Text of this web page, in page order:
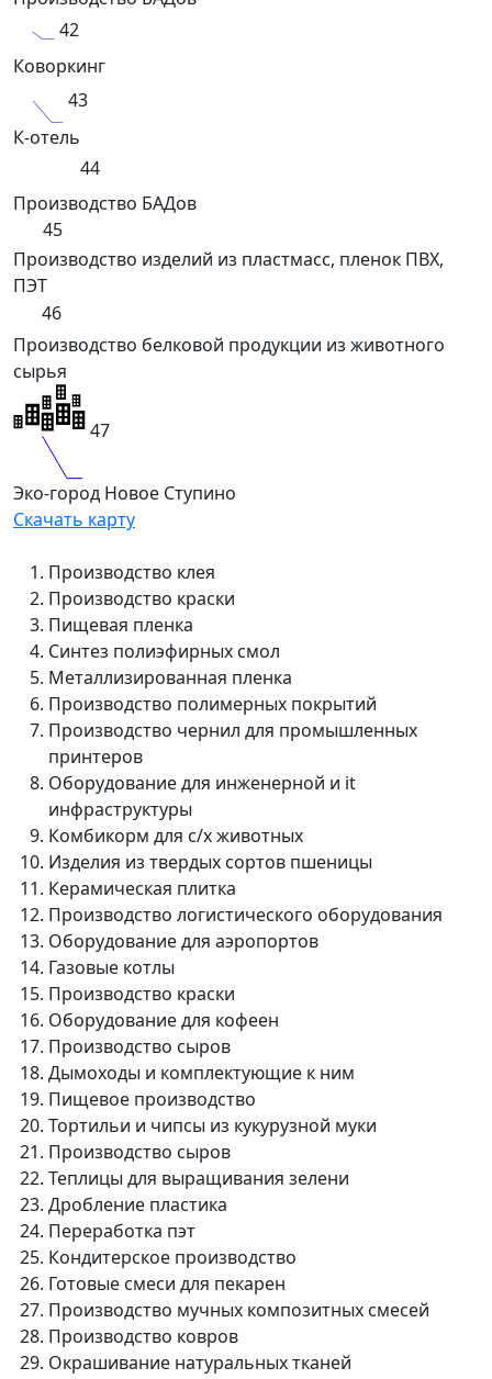
42
Коворкинг
43
К-отель
44
Производство БАДов
45
Производство изделий из пластмасс, пленок ПВХ,
ПЭТ
46
Производство белковой продукции из животного
сырья
47
Эко-город Новое Ступино
Скачать карту
Производство клея
Производство краски
Пищевая пленка
Синтез полиэфирных смол
Металлизированная пленка
Производство полимерных покрытий
Производство чернил для промышленных
принтеров
Оборудование для инженерной и it
инфраструктуры
Комбикорм для с/х животных
Изделия из твердых сортов пшеницы
Керамическая плитка
Производство логистического оборудования
Оборудование для аэропортов
Газовые котлы
Производство краски
Оборудование для кофеен
Производство сыров
Дымоходы и комплектующие к ним
Пищевое производство
Тортильи и чипсы из кукурузной муки
Производство сыров
Теплицы для выращивания зелени
Дробление пластика
Переработка пэт
Кондитерское производство
Готовые смеси для пекарен
Производство мучных композитных смесей
Производство ковров
Окрашивание натуральных тканей